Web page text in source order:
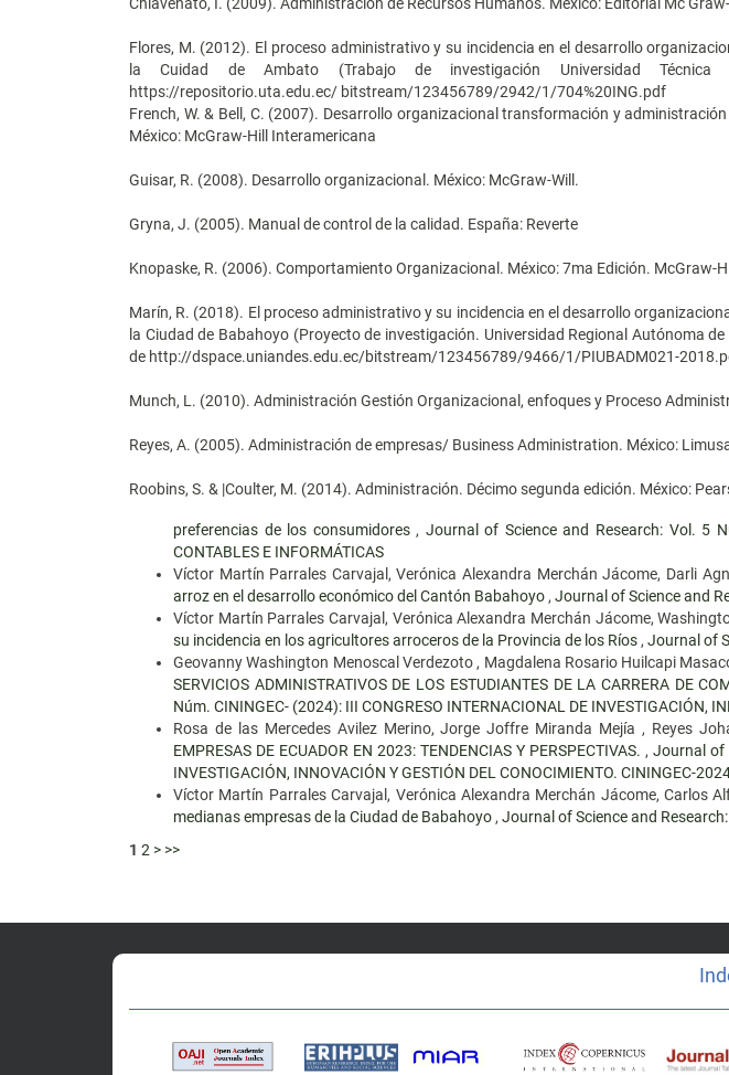
Chiavenato, I. (2009). Administración de Recursos Humanos. México: Editorial Mc
Flores, M. (2012). El proceso administrativo y su incidencia en el desarrollo
la Cuidad de Ambato (Trabajo de investigación Universidad Técnica
https://repositorio.uta.edu.ec/ bitstream/123456789/2942/1/704%20ING.pdf
French, W. & Bell, C. (2007). Desarrollo organizacional transformación y
México: McGraw-Hill Interamericana
Guisar, R. (2008). Desarrollo organizacional. México: McGraw-Will.
Gryna, J. (2005). Manual de control de la calidad. España: Reverte
Knopaske, R. (2006). Comportamiento Organizacional. México: 7ma Edición. McGraw-
Marín, R. (2018). El proceso administrativo y su incidencia en el desarrollo
la Ciudad de Babahoyo (Proyecto de investigación. Universidad Regional Autónoma
de http://dspace.uniandes.edu.ec/bitstream/123456789/9466/1/PIUBADM021-
Munch, L. (2010). Administración Gestión Organizacional, enfoques y Proceso
Reyes, A. (2005). Administración de empresas/ Business Administration. México:
Roobins, S. & |Coulter, M. (2014). Administración. Décimo segunda edición. México:
preferencias de los consumidores , Journal of Science and Research: Vol. 5
CONTABLES E INFORMÁTICAS
Víctor Martín Parrales Carvajal, Verónica Alexandra Merchán Jácome, Darli
arroz en el desarrollo económico del Cantón Babahoyo , Journal of Science and
Víctor Martín Parrales Carvajal, Verónica Alexandra Merchán Jácome,
su incidencia en los agricultores arroceros de la Provincia de los Ríos , Journal of
Geovanny Washington Menoscal Verdezoto , Magdalena Rosario Huilcapi
SERVICIOS ADMINISTRATIVOS DE LOS ESTUDIANTES DE LA CARRERA DE
Núm. CININGEC- (2024): III CONGRESO INTERNACIONAL DE INVESTIGACIÓN,
Rosa de las Mercedes Avilez Merino, Jorge Joffre Miranda Mejía , Reyes
EMPRESAS DE ECUADOR EN 2023: TENDENCIAS Y PERSPECTIVAS. , Journal of
INVESTIGACIÓN, INNOVACIÓN Y GESTIÓN DEL CONOCIMIENTO. CININGEC-
Víctor Martín Parrales Carvajal, Verónica Alexandra Merchán Jácome, Carlos
medianas empresas de la Ciudad de Babahoyo , Journal of Science and
1 2 > >>